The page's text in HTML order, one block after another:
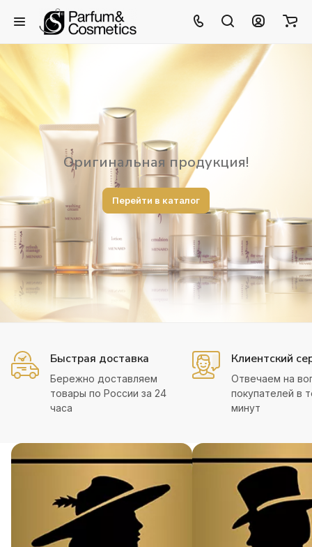
Оригинальная продукция!
Перейти в каталог
Быстрая доставка
Бережно доставляем
товары по России за 24
часа
Клиентский
Отвечаем на
покупателей в
минут